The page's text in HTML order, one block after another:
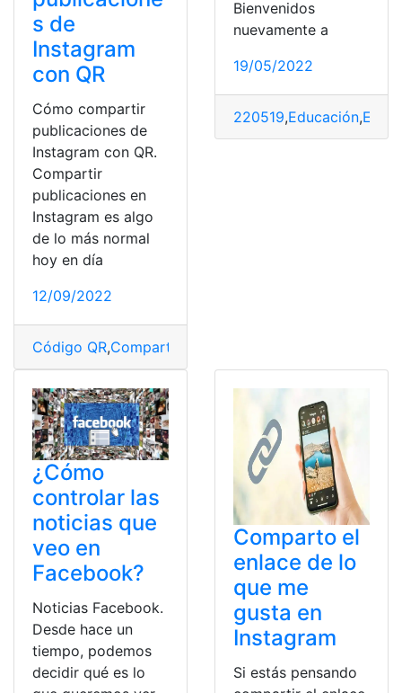
s de
Instagram
con QR
Cómo compartir
publicaciones de
Instagram con QR.
Compartir
publicaciones en
Instagram es algo
de lo más normal
hoy en día
12/09/2022
Código QR,Compartir
Bienvenidos
nuevamente a
19/05/2022
220519,Educación,
¿Cómo
controlar las
noticias que
veo en
Facebook?
Noticias Facebook.
Desde hace un
tiempo, podemos
decidir qué es lo
Comparto el
enlace de lo
que me
gusta en
Instagram
Si estás pensando